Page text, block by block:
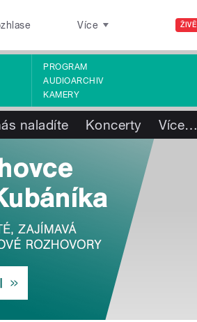
ŽIVĚ
Více
PROGRAM
AUDIOARCHIV
KAMERY
naladíte Koncerty Více…